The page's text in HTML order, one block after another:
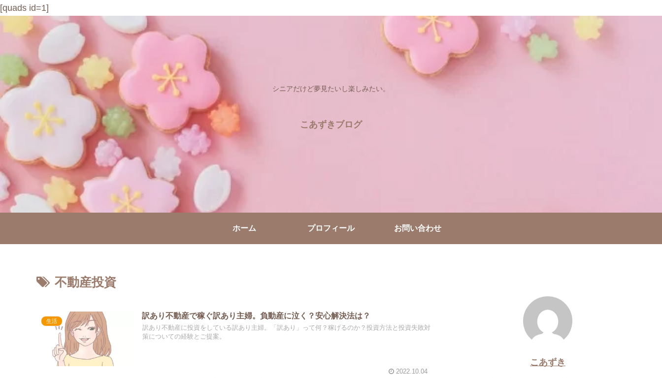
[quads id=1]
シニアだけど夢見たいし楽しみたい。
こあずきブログ
ホーム プロフィール お問い合わせ
不動産投資
生活
訳あり不動産で稼ぐ訳あり主婦。負動産に泣く？安心解決法は？
訳あり不動産に投資をしている訳あり主婦。「訳あり」って何？稼げるのか？投資方法と投資失敗対
策についての経験とご提案。
2022.10.04
こあずき